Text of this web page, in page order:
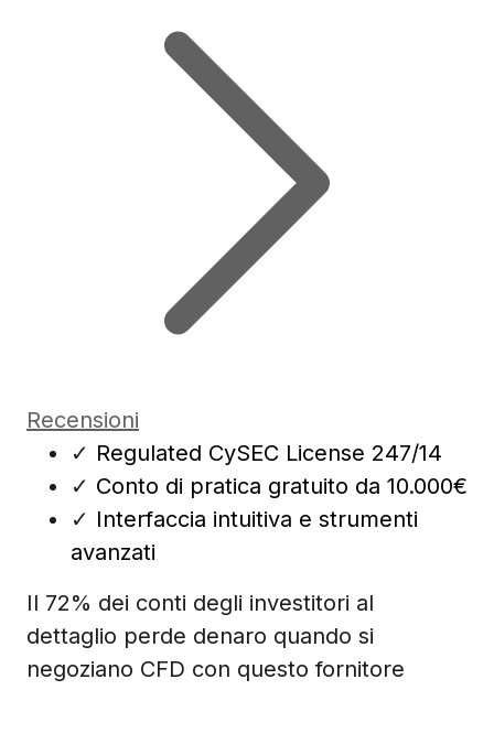
Recensioni
✓ Regulated CySEC License 247/14
✓ Conto di pratica gratuito da 10.000€
✓ Interfaccia intuitiva e strumenti
avanzati
Il 72% dei conti degli investitori al
dettaglio perde denaro quando si
negoziano CFD con questo fornitore